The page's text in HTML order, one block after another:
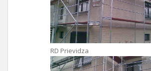
RD Prievidza